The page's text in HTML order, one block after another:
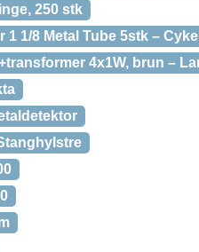
250 stk
1 1/8 Metal Tube 5stk –
4x1W, brun –